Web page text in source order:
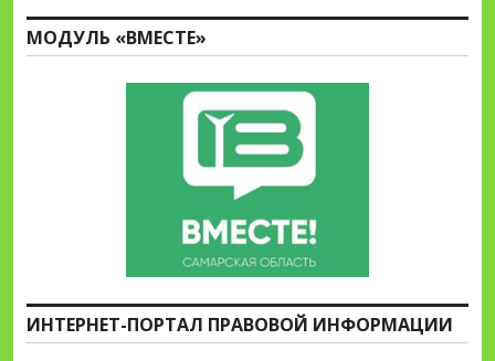
МОДУЛЬ «ВМЕСТЕ»
ИНТЕРНЕТ-ПОРТАЛ ПРАВОВОЙ ИНФОРМАЦИИ